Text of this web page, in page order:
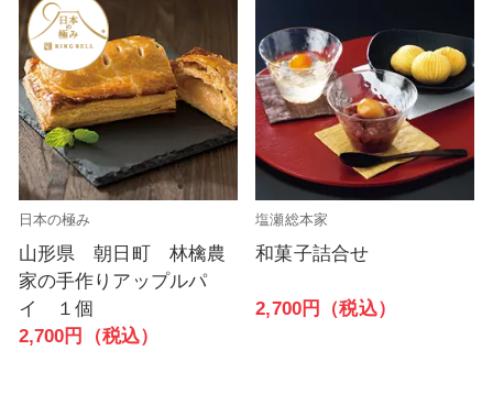
日本の極み
山形県 朝日町 林檎農
家の手作りアップルパ
イ １個
2,700円（税込）
塩瀬総本家
和菓子詰合せ
2,700円（税込）